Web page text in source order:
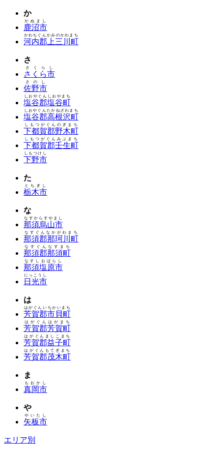
か
鹿沼市
かぬまし
河内郡上三川町
かわちぐんかみのかわまち
さ
さくら市
さくらし
佐野市
さのし
塩谷郡塩谷町
しおやぐんしおやまち
塩谷郡高根沢町
しおやぐんたかねざわまち
下都賀郡野木町
しもつがぐんのぎまち
下都賀郡壬生町
しもつがぐんみぶまち
下野市
しもつけし
た
栃木市
とちぎし
な
那須烏山市
なすからすやまし
那須郡那珂川町
なすぐんなかがわまち
那須郡那須町
なすぐんなすまち
那須塩原市
なすしおばらし
日光市
にっこうし
は
芳賀郡市貝町
はがぐんいちかいまち
芳賀郡芳賀町
はがぐんはがまち
芳賀郡益子町
はがぐんましこまち
芳賀郡茂木町
はがぐんもてぎまち
ま
真岡市
もおかし
や
矢板市
やいたし
エリア別